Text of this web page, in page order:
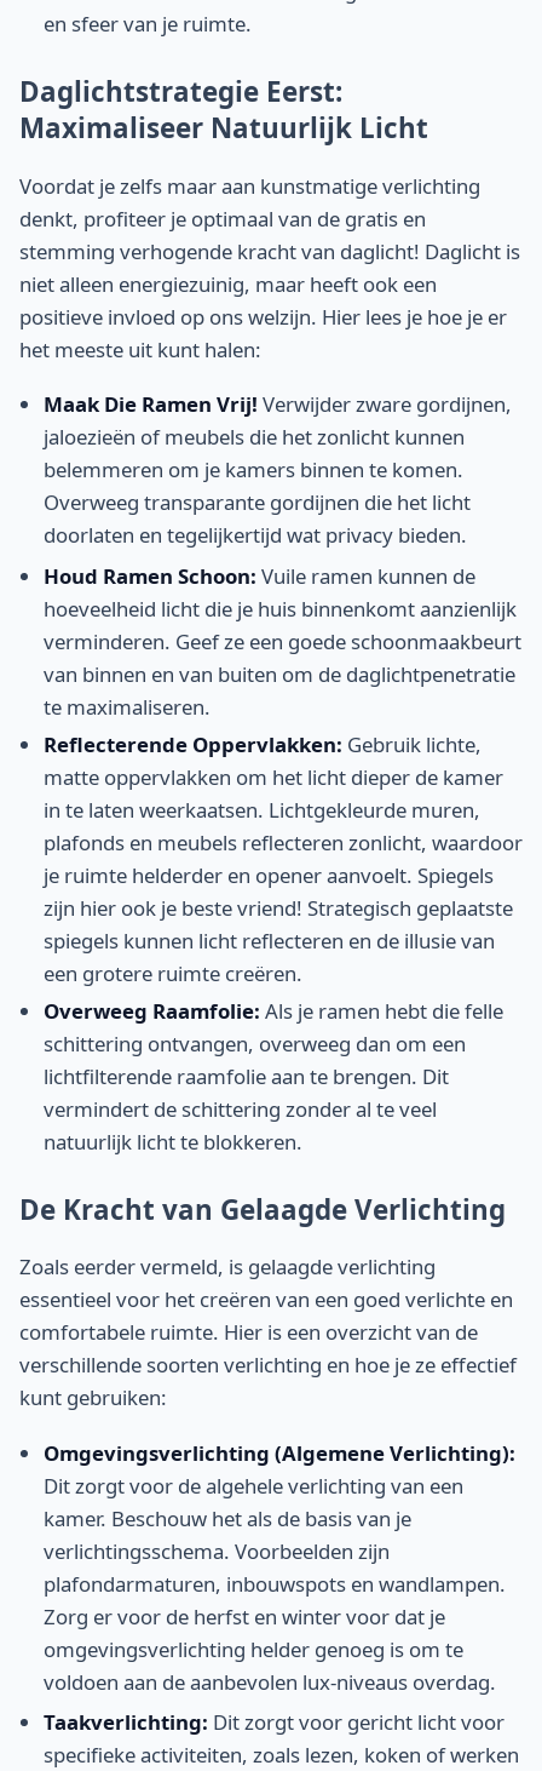
en sfeer van je ruimte.
Daglichtstrategie Eerst:
Maximaliseer Natuurlijk Licht
Voordat je zelfs maar aan kunstmatige verlichting
denkt, profiteer je optimaal van de gratis en
stemming verhogende kracht van daglicht! Daglicht is
niet alleen energiezuinig, maar heeft ook een
positieve invloed op ons welzijn. Hier lees je hoe je er
het meeste uit kunt halen:
Maak Die Ramen Vrij! Verwijder zware gordijnen,
jaloezieën of meubels die het zonlicht kunnen
belemmeren om je kamers binnen te komen.
Overweeg transparante gordijnen die het licht
doorlaten en tegelijkertijd wat privacy bieden.
Houd Ramen Schoon: Vuile ramen kunnen de
hoeveelheid licht die je huis binnenkomt aanzienlijk
verminderen. Geef ze een goede schoonmaakbeurt
van binnen en van buiten om de daglichtpenetratie
te maximaliseren.
Reflecterende Oppervlakken: Gebruik lichte,
matte oppervlakken om het licht dieper de kamer
in te laten weerkaatsen. Lichtgekleurde muren,
plafonds en meubels reflecteren zonlicht, waardoor
je ruimte helderder en opener aanvoelt. Spiegels
zijn hier ook je beste vriend! Strategisch geplaatste
spiegels kunnen licht reflecteren en de illusie van
een grotere ruimte creëren.
Overweeg Raamfolie: Als je ramen hebt die felle
schittering ontvangen, overweeg dan om een
lichtfilterende raamfolie aan te brengen. Dit
vermindert de schittering zonder al te veel
natuurlijk licht te blokkeren.
De Kracht van Gelaagde Verlichting
Zoals eerder vermeld, is gelaagde verlichting
essentieel voor het creëren van een goed verlichte en
comfortabele ruimte. Hier is een overzicht van de
verschillende soorten verlichting en hoe je ze effectief
kunt gebruiken:
Omgevingsverlichting (Algemene Verlichting):
Dit zorgt voor de algehele verlichting van een
kamer. Beschouw het als de basis van je
verlichtingsschema. Voorbeelden zijn
plafondarmaturen, inbouwspots en wandlampen.
Zorg er voor de herfst en winter voor dat je
omgevingsverlichting helder genoeg is om te
voldoen aan de aanbevolen lux-niveaus overdag.
Taakverlichting: Dit zorgt voor gericht licht voor
specifieke activiteiten, zoals lezen, koken of werken